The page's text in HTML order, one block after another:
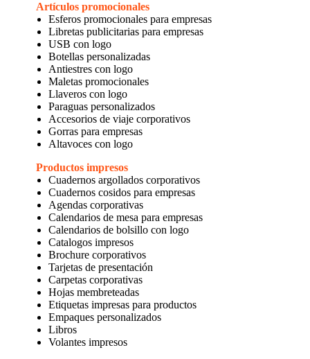
Artículos promocionales
Esferos promocionales para empresas
Libretas publicitarias para empresas
USB con logo
Botellas personalizadas
Antiestres con logo
Maletas promocionales
Llaveros con logo
Paraguas personalizados
Accesorios de viaje corporativos
Gorras para empresas
Altavoces con logo
Productos impresos
Cuadernos argollados corporativos
Cuadernos cosidos para empresas
Agendas corporativas
Calendarios de mesa para empresas
Calendarios de bolsillo con logo
Catalogos impresos
Brochure corporativos
Tarjetas de presentación
Carpetas corporativas
Hojas membreteadas
Etiquetas impresas para productos
Empaques personalizados
Libros
Volantes impresos